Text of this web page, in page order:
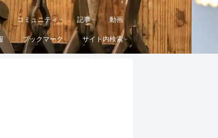
コミュニティ 記事 動画
ブックマーク サイト内検索